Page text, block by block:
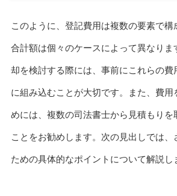
このように、登記費用は複数の要素で
合計額は個々のケースによって異なりま
却を検討する際には、事前にこれらの費
に組み込むことが大切です。また、費用
めには、複数の司法書士から見積もりを
ことをお勧めします。次の見出しでは、
ための具体的なポイントについて解説し